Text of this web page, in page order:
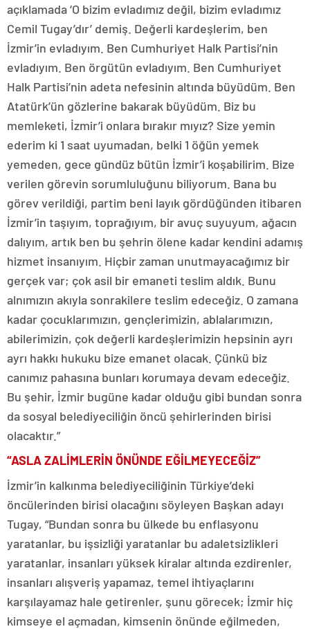
açıklamada ‘O bizim evladımız değil, bizim evladımız
Cemil Tugay’dır’ demiş. Değerli kardeşlerim, ben
İzmir’in evladıyım. Ben Cumhuriyet Halk Partisi’nin
evladıyım. Ben örgütün evladıyım. Ben Cumhuriyet
Halk Partisi’nin adeta nefesinin altında büyüdüm. Ben
Atatürk’ün gözlerine bakarak büyüdüm. Biz bu
memleketi, İzmir’i onlara bırakır mıyız? Size yemin
ederim ki 1 saat uyumadan, belki 1 öğün yemek
yemeden, gece gündüz bütün İzmir’i koşabilirim. Bize
verilen görevin sorumluluğunu biliyorum. Bana bu
görev verildiği, partim beni layık gördüğünden itibaren
İzmir’in taşıyım, toprağıyım, bir avuç suyuyum, ağacın
dalıyım, artık ben bu şehrin ölene kadar kendini adamış
hizmet insanıyım. Hiçbir zaman unutmayacağımız bir
gerçek var; çok asil bir emaneti teslim aldık. Bunu
alnımızın akıyla sonrakilere teslim edeceğiz. O zamana
kadar çocuklarımızın, gençlerimizin, ablalarımızın,
abilerimizin, çok değerli kardeşlerimizin hepsinin ayrı
ayrı hakkı hukuku bize emanet olacak. Çünkü biz
canımız pahasına bunları korumaya devam edeceğiz.
Bu şehir, İzmir bugüne kadar olduğu gibi bundan sonra
da sosyal belediyeciliğin öncü şehirlerinden birisi
olacaktır.”
“ASLA ZALİMLERİN ÖNÜNDE EĞİLMEYECEĞİZ”
İzmir’in kalkınma belediyeciliğinin Türkiye’deki
öncülerinden birisi olacağını söyleyen Başkan adayı
Tugay, “Bundan sonra bu ülkede bu enflasyonu
yaratanlar, bu işsizliği yaratanlar bu adaletsizlikleri
yaratanlar, insanları yüksek kiralar altında ezdirenler,
insanları alışveriş yapamaz, temel ihtiyaçlarını
karşılayamaz hale getirenler, şunu görecek; İzmir hiç
kimseye el açmadan, kimsenin önünde eğilmeden,